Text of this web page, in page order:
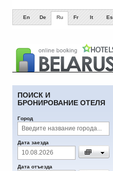
En De Ru Fr It Es
ПОИСК И
БРОНИРОВАНИЕ ОТЕЛЯ
Город
Дата заезда
Дата отъезда